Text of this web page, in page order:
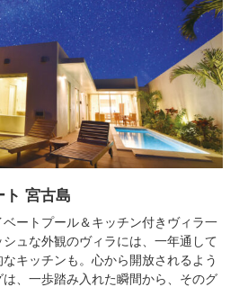
ト 宮古島
ートプール＆キッチン付きヴィラ一
ュな外観のヴィラには、一年通して
キッチンも。心から開放されるよう
、一歩踏み入れた瞬間から、そのグ